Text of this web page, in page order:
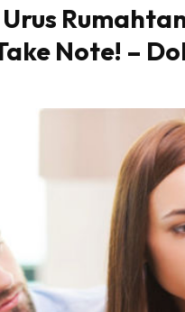
Urus
Note! –